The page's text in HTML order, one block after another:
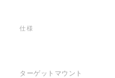
仕様
ターゲットマウント